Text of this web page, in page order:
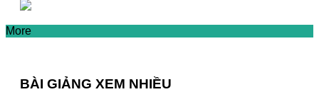
More
BÀI GIẢNG XEM NHIỀU